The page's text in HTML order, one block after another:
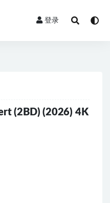
登录
(2BD) (2026) 4K